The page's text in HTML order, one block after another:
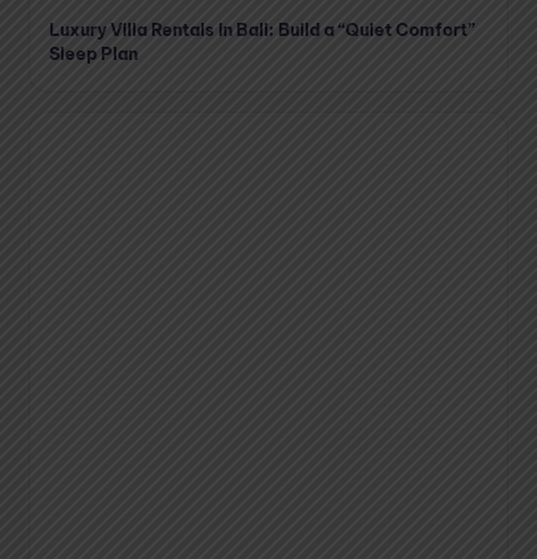
Luxury Villa Rentals in Bali: Build a “Quiet Comfort”
Sleep Plan